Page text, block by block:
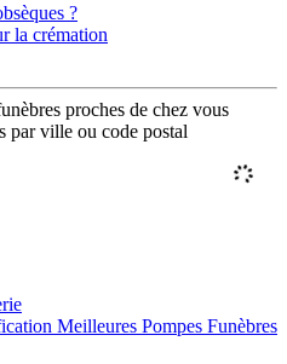
?
la crémation
proches de chez vous
par ville ou code postal
Meilleures Pompes Funèbres